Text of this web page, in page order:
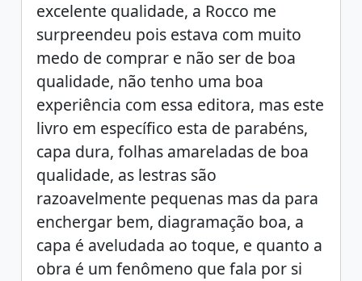
excelente qualidade, a Rocco me
surpreendeu pois estava com muito
medo de comprar e não ser de boa
qualidade, não tenho uma boa
experiência com essa editora, mas este
livro em específico esta de parabéns,
capa dura, folhas amareladas de boa
qualidade, as lestras são
razoavelmente pequenas mas da para
enchergar bem, diagramação boa, a
capa é aveludada ao toque, e quanto a
obra é um fenômeno que fala por si